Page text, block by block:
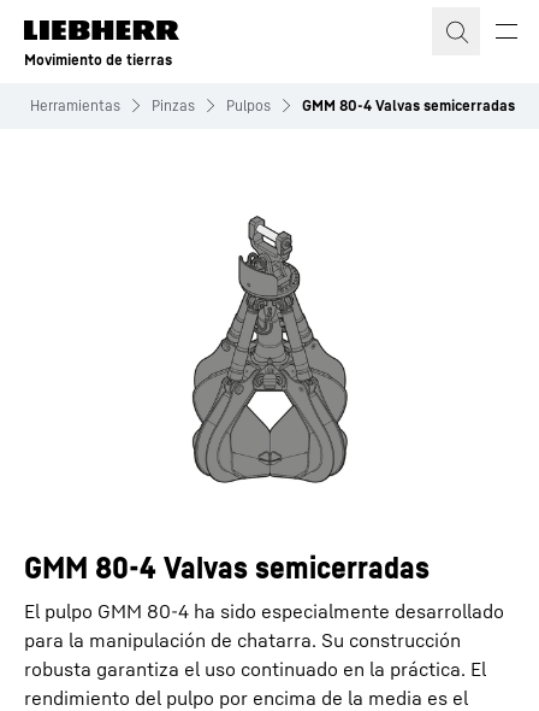
Movimiento de tierras
Herramientas Pinzas Pulpos GMM 80-4 Valvas semicerradas
GMM 80-4 Valvas semicerradas
El pulpo GMM 80-4 ha sido especialmente desarrollado
para la manipulación de chatarra. Su construcción
robusta garantiza el uso continuado en la práctica. El
rendimiento del pulpo por encima de la media es el